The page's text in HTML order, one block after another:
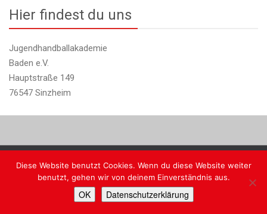
Hier findest du uns
Jugendhandballakademie
Baden e.V.
Hauptstraße 149
76547 Sinzheim
Copyright @ JHA Baden
Diese Website benutzt Cookies. Wenn du diese Website weiter
benutzt, gehen wir von deinem Einverständnis aus.
OK Datenschutzerklärung